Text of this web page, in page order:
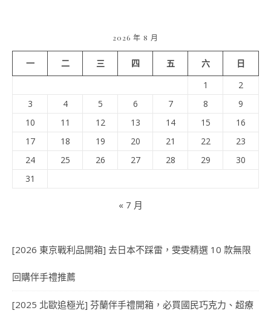
2026 年 8 月
一 二 三 四 五 六
日
1
2
3
4 5 6 7 8
9
10
11 12 13 14 15
16
17
18 19 20 21 22
23
24
25 26 27 28 29
30
31
« 7 月
[2026 東京戰利品開箱] 去日本不踩雷，雯雯精選 10 款無限
回購伴手禮推薦
[2025 北歐追極光] 芬蘭伴手禮開箱，必買國民巧克力、超療